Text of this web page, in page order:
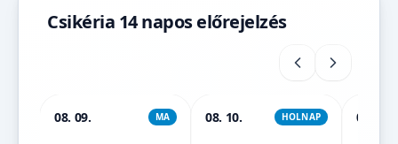
Csikéria 14 napos előrejelzés
08. 09. MA 08. 10. HOLNAP 08. 11.